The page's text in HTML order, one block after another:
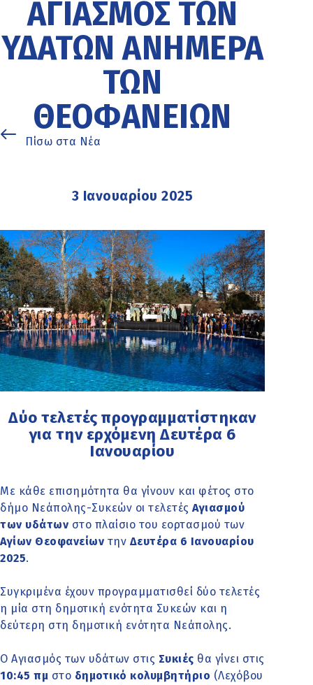
ΑΓΙΑΣΜΌΣ ΤΩΝ
ΥΔΆΤΩΝ ΑΝΉΜΕΡΑ
ΤΩΝ
ΘΕΟΦΑΝΕΊΩΝ
Πίσω στα Νέα
3 Ιανουαρίου 2025
Δύο τελετές προγραμματίστηκαν
για την ερχόμενη Δευτέρα 6
Ιανουαρίου
Με κάθε επισημότητα θα γίνουν και φέτος στο
δήμο Νεάπολης-Συκεών οι τελετές Αγιασμού
των υδάτων στο πλαίσιο του εορτασμού των
Αγίων Θεοφανείων την Δευτέρα 6 Ιανουαρίου
2025.
Συγκριμένα έχουν προγραμματισθεί δύο τελετές
η μία στη δημοτική ενότητα Συκεών και η
δεύτερη στη δημοτική ενότητα Νεάπολης.
Ο Αγιασμός των υδάτων στις Συκιές θα γίνει στις
10:45 πμ στο δημοτικό κολυμβητήριο (Λεχόβου